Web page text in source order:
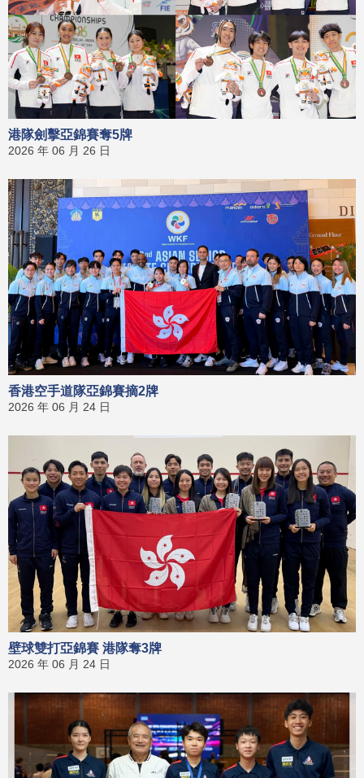
港隊劍擊亞錦賽奪5牌
2026 年 06 月 26 日
香港空手道隊亞錦賽摘2牌
2026 年 06 月 24 日
壁球雙打亞錦賽 港隊奪3牌
2026 年 06 月 24 日